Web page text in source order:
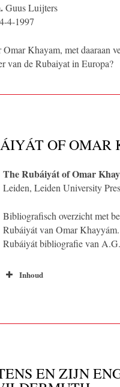
Guus Luijters
4-1997
Khayam, met daaraan
van de Rubaiyat in Europa?
OF OMAR
The Rubáiyát of Omar
Leiden, Leiden University
Bibliografisch overzicht met
Rubáiyát van Omar
Rubáiyát bibliografie van
Inhoud
EN ZIJN